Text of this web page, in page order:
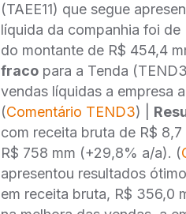
(TAEE11) que segue
líquida da companhia foi
do montante de R$ 454,4
fraco para a Tenda
vendas líquidas a empresa
(Comentário TEND3) |
com receita bruta de R$
R$ 758 mm (+29,8% a/a). (
apresentou resultados
em receita bruta, R$ 356,0